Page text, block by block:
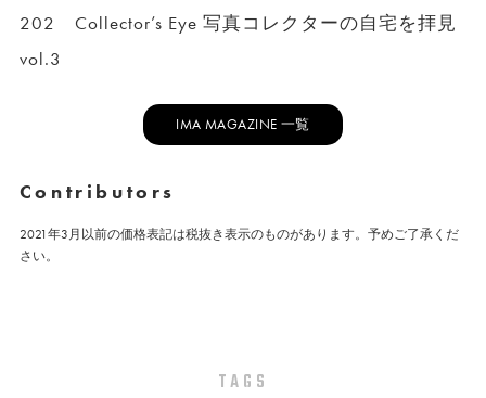
202 Collector’s Eye 写真コレクターの自宅を拝見
vol.3
IMA MAGAZINE 一覧
Contributors
2021年3月以前の価格表記は税抜き表示のものがあります。予めご了承くだ
さい。
TAGS